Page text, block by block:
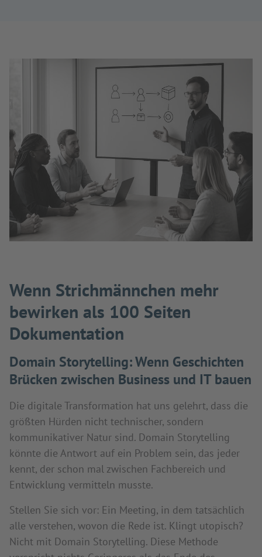
Wenn Strichmännchen mehr
bewirken als 100 Seiten
Dokumentation
Domain Storytelling: Wenn Geschichten
Brücken zwischen Business und IT bauen
Die digitale Transformation hat uns gelehrt, dass die
größten Hürden nicht technischer, sondern
kommunikativer Natur sind. Domain Storytelling
könnte die Antwort auf ein Problem sein, das jeder
kennt, der schon mal zwischen Fachbereich und
Entwicklung vermitteln musste.
Stellen Sie sich vor: Ein Meeting, in dem tatsächlich
alle verstehen, wovon die Rede ist. Klingt utopisch?
Nicht mit Domain Storytelling. Diese Methode